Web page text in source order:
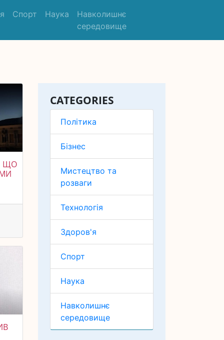
Спорт Наука
Навколишнє
середовище
CATEGORIES
Політика
Бізнес
Мистецтво та
розваги
Технологія
Здоров'я
Спорт
Наука
Навколишнє
середовище
ЩО